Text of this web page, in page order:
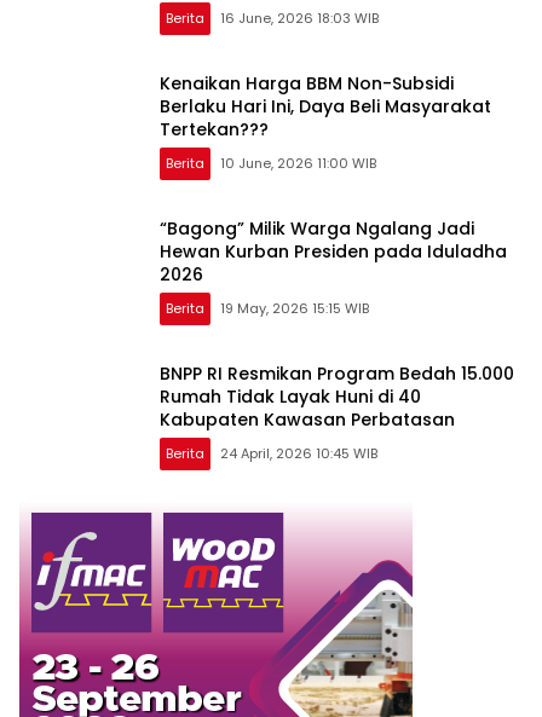
Berita 16 June, 2026 18:03 WIB
Kenaikan Harga BBM Non-Subsidi
Berlaku Hari Ini, Daya Beli Masyarakat
Tertekan???
Berita 10 June, 2026 11:00 WIB
“Bagong” Milik Warga Ngalang Jadi
Hewan Kurban Presiden pada Iduladha
2026
Berita 19 May, 2026 15:15 WIB
BNPP RI Resmikan Program Bedah 15.000
Rumah Tidak Layak Huni di 40
Kabupaten Kawasan Perbatasan
Berita 24 April, 2026 10:45 WIB